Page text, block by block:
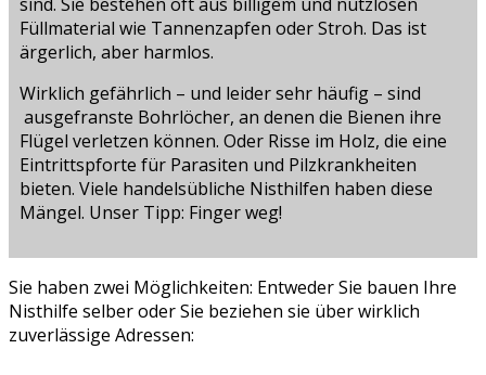
Füllmaterial wie Tannenzapfen oder Stroh. Das ist
ärgerlich, aber harmlos.
Wirklich gefährlich – und leider sehr häufig – sind
ausgefranste Bohrlöcher, an denen die Bienen ihre
Flügel verletzen können. Oder Risse im Holz, die eine
Eintrittspforte für Parasiten und Pilzkrankheiten
bieten. Viele handelsübliche Nisthilfen haben diese
Mängel. Unser Tipp: Finger weg!
Sie haben zwei Möglichkeiten: Entweder Sie bauen Ihre
Nisthilfe selber oder Sie beziehen sie über wirklich
zuverlässige Adressen: